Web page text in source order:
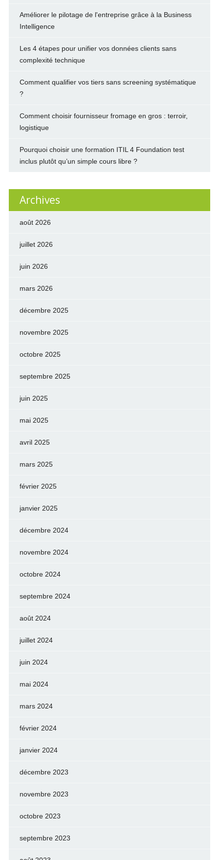
Améliorer le pilotage de l'entreprise grâce à la Business
Intelligence
Les 4 étapes pour unifier vos données clients sans
complexité technique
Comment qualifier vos tiers sans screening systématique
?
Comment choisir fournisseur fromage en gros : terroir,
logistique
Pourquoi choisir une formation ITIL 4 Foundation test
inclus plutôt qu’un simple cours libre ?
Archives
août 2026
juillet 2026
juin 2026
mars 2026
décembre 2025
novembre 2025
octobre 2025
septembre 2025
juin 2025
mai 2025
avril 2025
mars 2025
février 2025
janvier 2025
décembre 2024
novembre 2024
octobre 2024
septembre 2024
août 2024
juillet 2024
juin 2024
mai 2024
mars 2024
février 2024
janvier 2024
décembre 2023
novembre 2023
octobre 2023
septembre 2023